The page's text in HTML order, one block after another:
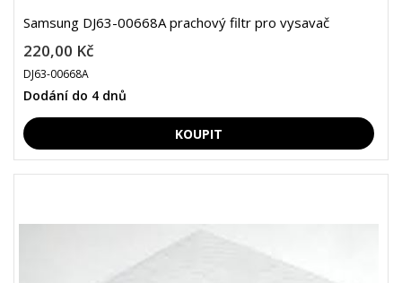
Samsung DJ63-00668A prachový filtr pro vysavač
220,00 Kč
DJ63-00668A
Dodání do 4 dnů